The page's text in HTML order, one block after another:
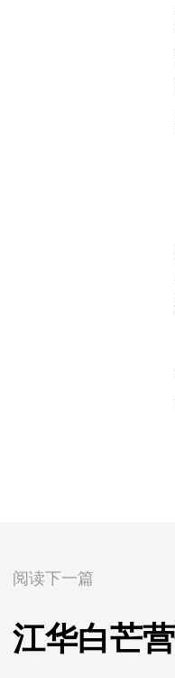
阅读下一篇
江华白芒